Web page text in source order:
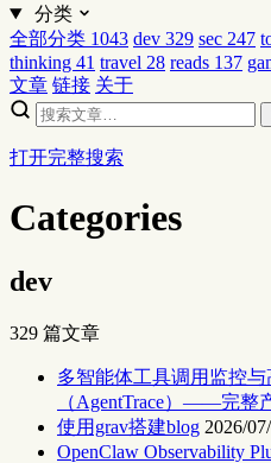
分类
全部分类 1043 dev 329 sec 247
thinking 41 travel 28 reads 137
文章 链接 关于
打开完整搜索
Categories
dev
329 篇文章
多智能体工具调用监控
（AgentTrace）——完整
使用grav搭建blog 2026/
OpenClaw Observability